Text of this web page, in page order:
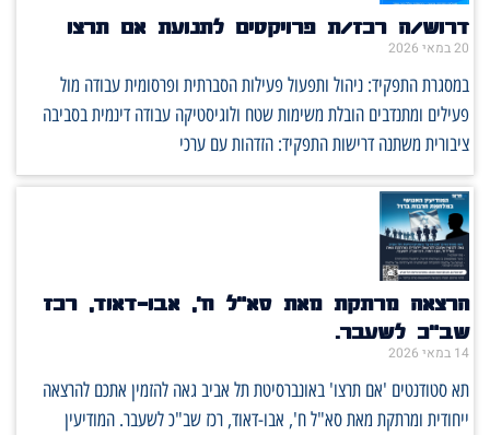
דרוש/ה רכז/ת פרויקטים לתנועת אם תרצו
20 במאי 2026
במסגרת התפקיד: ניהול ותפעול פעילות הסברתית ופרסומית עבודה מול
פעילים ומתנדבים הובלת משימות שטח ולוגיסטיקה עבודה דינמית בסביבה
ציבורית משתנה דרישות התפקיד: הזדהות עם ערכי
הרצאה מרתקת מאת סא"ל ח', אבו-דאוד, רכז
שב"כ לשעבר.
14 במאי 2026
תא סטודנטים 'אם תרצו' באונברסיטת תל אביב גאה להזמין אתכם להרצאה
ייחודית ומרתקת מאת סא"ל ח', אבו-דאוד, רכז שב"כ לשעבר. המודיעין